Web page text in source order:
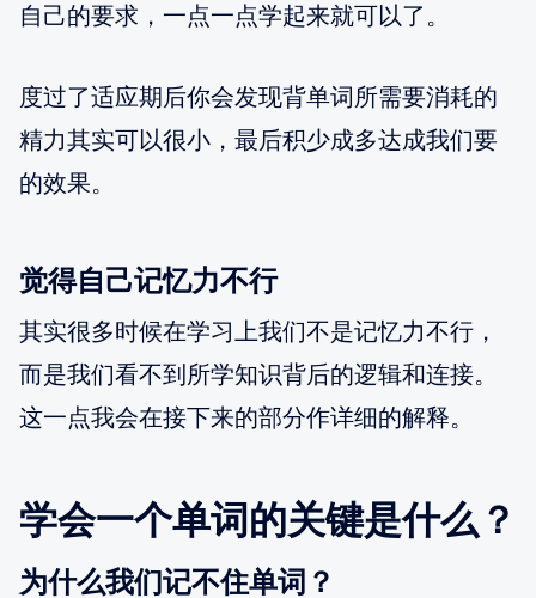
自己的要求，一点一点学起来就可以了。
度过了适应期后你会发现背单词所需要消耗的
精力其实可以很小，最后积少成多达成我们要
的效果。
觉得自己记忆力不行
其实很多时候在学习上我们不是记忆力不行，
而是我们看不到所学知识背后的逻辑和连接。
这一点我会在接下来的部分作详细的解释。
学会一个单词的关键是什么？
为什么我们记不住单词？